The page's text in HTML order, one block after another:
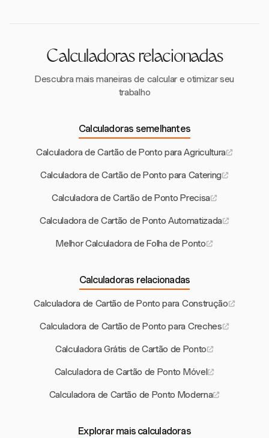
Calculadoras relacionadas
Descubra mais maneiras de calcular e otimizar seu
trabalho
Calculadoras semelhantes
Calculadora de Cartão de Ponto para Agricultura
Calculadora de Cartão de Ponto para Catering
Calculadora de Cartão de Ponto Precisa
Calculadora de Cartão de Ponto Automatizada
Melhor Calculadora de Folha de Ponto
Calculadoras relacionadas
Calculadora de Cartão de Ponto para Construção
Calculadora de Cartão de Ponto para Creches
Calculadora Grátis de Cartão de Ponto
Calculadora de Cartão de Ponto Móvel
Calculadora de Cartão de Ponto Moderna
Explorar mais calculadoras